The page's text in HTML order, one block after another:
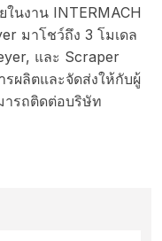
ในงาน INTERMACH
มาโชว์ถึง 3 โมเดล
และ Scraper
ผลิตและจัดส่งให้กับผู้
ารถติดต่อบริษัท